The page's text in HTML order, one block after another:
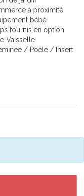
à proximité
bébé
fournis en option
Vaisselle
/ Poêle / Insert